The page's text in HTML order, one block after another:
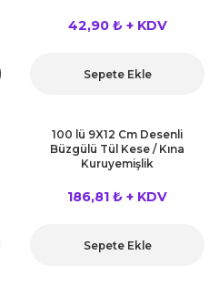
42,90 ₺ + KDV
Sepete Ekle
100 lü 9X12 Cm Desenli
Büzgülü Tül Kese / Kına
Kuruyemişlik
186,81 ₺ + KDV
Sepete Ekle